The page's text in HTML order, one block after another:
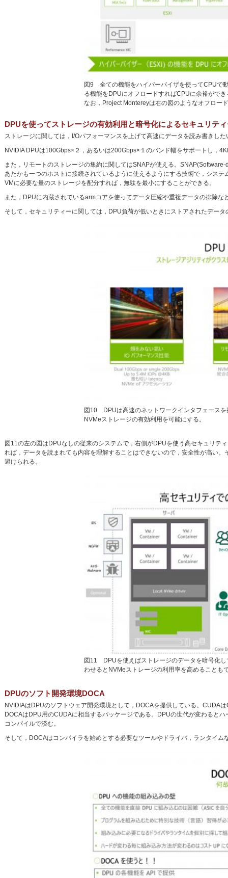
図9 全ての機能をハイパーバイザを使ってCPUで
る機能をDPUにオフロードすればCPUに余裕ができ
なお，Project Montereyは右の図のようなオフロー
DPUを使ってストレージの有効利用と暗号化によるセキュリテ
ストレージに関しては，I/Oパフォーマンスを上げて高速にデータを読み書きし
NVIDIA DPUは100Gbps×２，あるいは200Gbps×１のバンド幅をサポートし，
また，リモートのストレージの集約に関してはSNAPが使える。
あたかも一つのホストに接続されているように使えるようにする技術で，シス
VMに必要な量のストレージを配分すれば，無駄を最小にすることができる。
また，DPUに内蔵されているarmコアを使ってデータ圧縮や重複データの排除
そして，セキュリティーに関しては，DPU負荷が低いときにストアされたデー
図10 DPUは高速のネットワークインタフェース
NVMeストレージの有効利用を可能にする。
図11の左の図はDPUなしの従来のシステムで，右側がDPUを使う高セキュリテ
れば，データを読まれても内容を理解することはできないので，安全性が高い
避けられる。
図11 DPUを使えばストレージのデータを暗号化
わせるとNVMeストレージの利用率を高めることも
DPUのソフト開発環境DOCA
NVIDIAはDPUのソフトウェア開発環境として，DOCAを提供している。CUDA
DOCAはDPU用のCUDAに相当するパッケージである。DPUの世代が変わると
コンパイルで済む。
そして，DOCAはコンパイラを始めとする必要なツールやドライバ，ランタイ